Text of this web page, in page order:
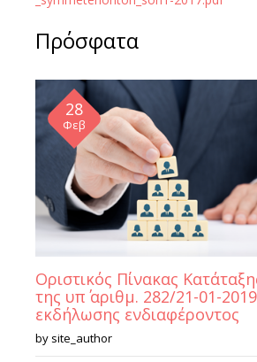
Πρόσφατα
28
Φεβ
Οριστικός Πίνακας
της υπ΄ αριθμ. 282/21-01-
εκδήλωσης ενδιαφέροντος
by site_author